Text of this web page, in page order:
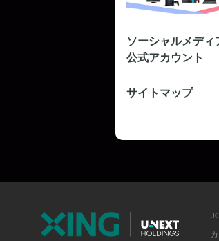
ソーシャルメディ
公式アカウント
サイトマップ